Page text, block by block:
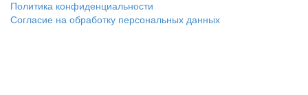
Политика конфиденциальности
Согласие на обработку персональных данных